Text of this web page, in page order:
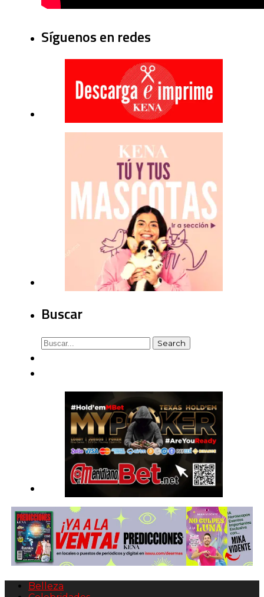
Síguenos en redes
Buscar
Belleza